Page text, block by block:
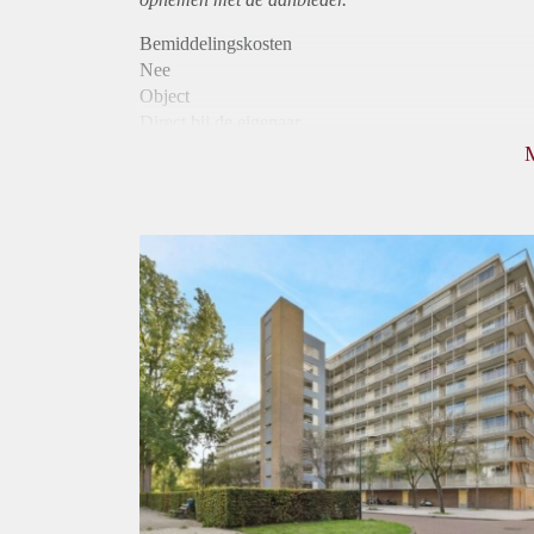
Bemiddelingskosten
Nee
Object
Huurtoeslag
Niet mogelijk
Inkomen eis
2,8 X Maandhuur Bruto
Huurtermijn
Onbepaalde termijn
Oplevering
Kaal